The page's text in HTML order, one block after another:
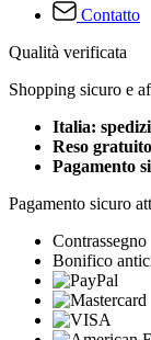
Contatto
Qualità verificata
Shopping sicuro e
Italia:
Reso gratuito
Pagamento
Pagamento sicuro
Contrassegno
Bonifico